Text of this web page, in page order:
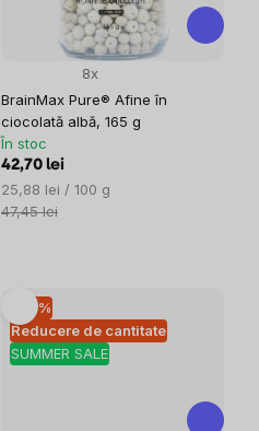
BrainMax Pure® Afine în
ciocolată albă, 165 g
8x
În stoc
42,70 lei
Evaluare
preţ:
25,88 lei / 100 g
47,45 lei
Reducere de cantitate
SUMMER SALE
–10 %